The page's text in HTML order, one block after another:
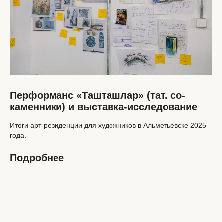
Перформанс «Ташташлар» (тат. со-
каменники) и выставка-исследование
Итоги арт-резиденции для художников в Альметьевске 2025
года.
Подробнее